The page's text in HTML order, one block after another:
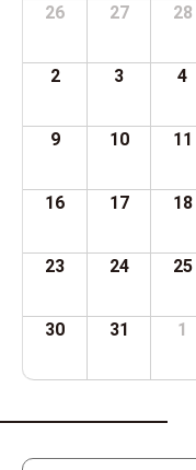
26 27 28
2 3 4
9 10 11
16 17 18
23 24 25
30 31 1